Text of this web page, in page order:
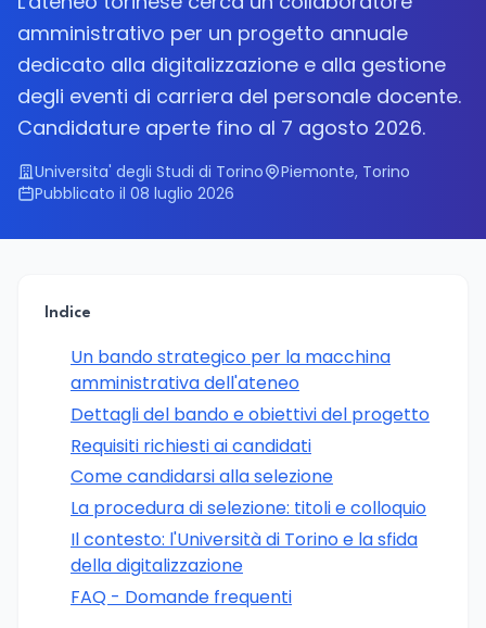
amministrativo per un progetto annuale
dedicato alla digitalizzazione e alla gestione
degli eventi di carriera del personale docente.
Candidature aperte fino al 7 agosto 2026.
Universita' degli Studi di Torino
Piemonte, Torino
Pubblicato il 08 luglio 2026
Indice
Un bando strategico per la macchina
amministrativa dell'ateneo
Dettagli del bando e obiettivi del progetto
Requisiti richiesti ai candidati
Come candidarsi alla selezione
La procedura di selezione: titoli e colloquio
Il contesto: l'Università di Torino e la sfida
della digitalizzazione
FAQ - Domande frequenti